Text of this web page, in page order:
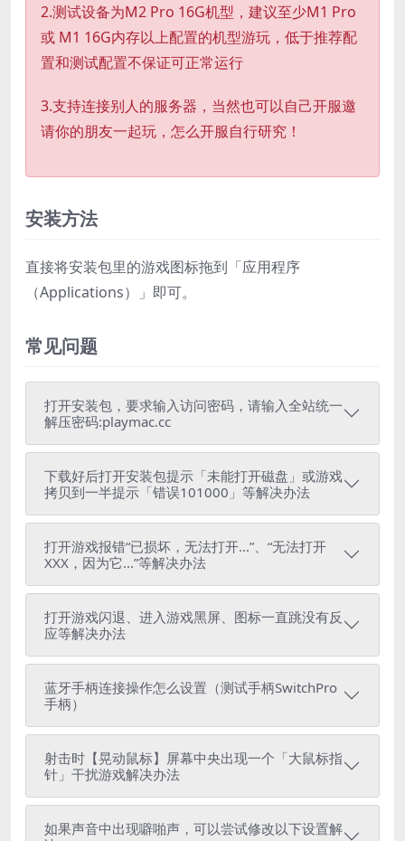
2.测试设备为M2 Pro 16G机型，建议至少M1 Pro
或 M1 16G内存以上配置的机型游玩，低于推荐配
置和测试配置不保证可正常运行
3.支持连接别人的服务器，当然也可以自己开服邀
请你的朋友一起玩，怎么开服自行研究！
安装方法
直接将安装包里的游戏图标拖到「应用程序
（Applications）」即可。
常见问题
打开安装包，要求输入访问密码，请输入全站统一
解压密码:playmac.cc
下载好后打开安装包提示「未能打开磁盘」或游戏
拷贝到一半提示「错误101000」等解决办法
打开游戏报错“已损坏，无法打开...”、“无法打开
XXX，因为它...”等解决办法
打开游戏闪退、进入游戏黑屏、图标一直跳没有反
应等解决办法
蓝牙手柄连接操作怎么设置（测试手柄SwitchPro
手柄）
射击时【晃动鼠标】屏幕中央出现一个「大鼠标指
针」干扰游戏解决办法
如果声音中出现噼啪声，可以尝试修改以下设置解